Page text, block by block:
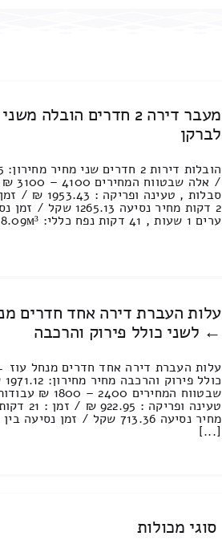
מעבר דירה 2 חדרים הובלה
לברקן
/ אלה
2 דקות מחיר נסיעה 1265.13
ערים 1 שעות , 41 דקות נפח כללי: 18.09м³ [...]
עלות העברת דירה אחד חדרים
← לשני כולל פירוק והרכבה
עלות העברת דירה אחד חדרים מנחל עוז
שבטווח המחירים
[...]
סוגי מכולות